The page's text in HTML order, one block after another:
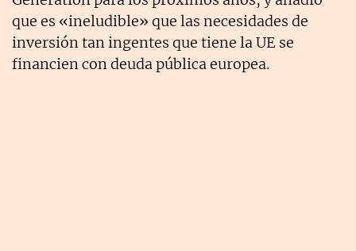
que es «ineludible» que las necesidades de
inversión tan ingentes que tiene la UE se
financien con deuda pública europea.